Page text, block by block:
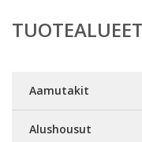
TUOTEALUEET
Aamutakit
Alushousut